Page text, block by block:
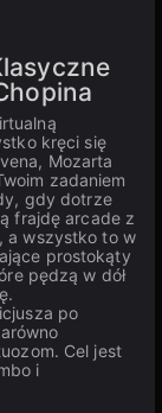
kręci się
Mozarta
zadaniem
gdy dotrze
frajdę arcade z
a wszystko to w
prostokąty
pędzą w dół
po
Cel jest
i